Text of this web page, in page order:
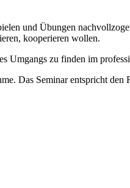
und Übungen
kooperieren wollen.
Umgangs zu finden im
Das Seminar entspricht